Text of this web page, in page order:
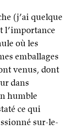
(j’ai quelque
l’importance
où les
emballages
venus, dont
dans
humble
ce qui
sur-le-